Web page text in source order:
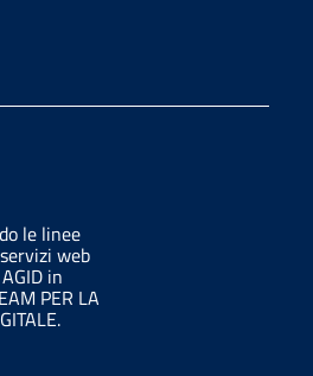
le linee
web
in
PER LA